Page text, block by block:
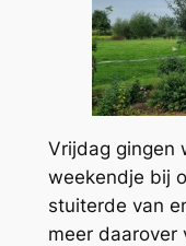
Vrijdag gingen
weekendje bij
stuiterde van
meer daarover